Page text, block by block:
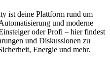
ist deine Plattform rund um
und moderne
oder Profi – hier findest
und Diskussionen zu
Energie und mehr.